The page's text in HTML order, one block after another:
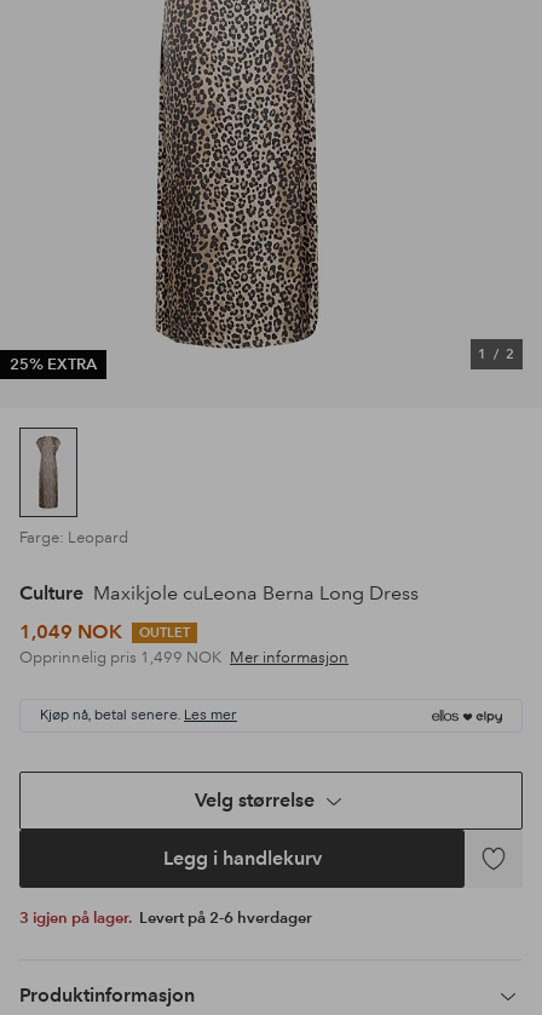
25% EXTRA
1 / 2
Farge: Leopard
Culture Maxikjole cuLeona Berna Long Dress
1,049 NOK
OUTLET
Opprinnelig pris 1,499 NOK Mer informasjon
Kjøp nå, betal senere. Les mer
Velg størrelse
Legg i handlekurv
Legg
3 igjen på lager. Levert på 2-6 hverdager
Produktinformasjon